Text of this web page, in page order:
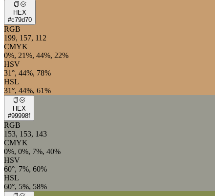
HEX
#c79d70
RGB
199, 157, 112
CMYK
0%, 21%, 44%, 22%
HSV
31°, 44%, 78%
HSL
31°, 44%, 61%
HEX
#99998f
RGB
153, 153, 143
CMYK
0%, 0%, 7%, 40%
HSV
60°, 7%, 60%
HSL
60°, 5%, 58%